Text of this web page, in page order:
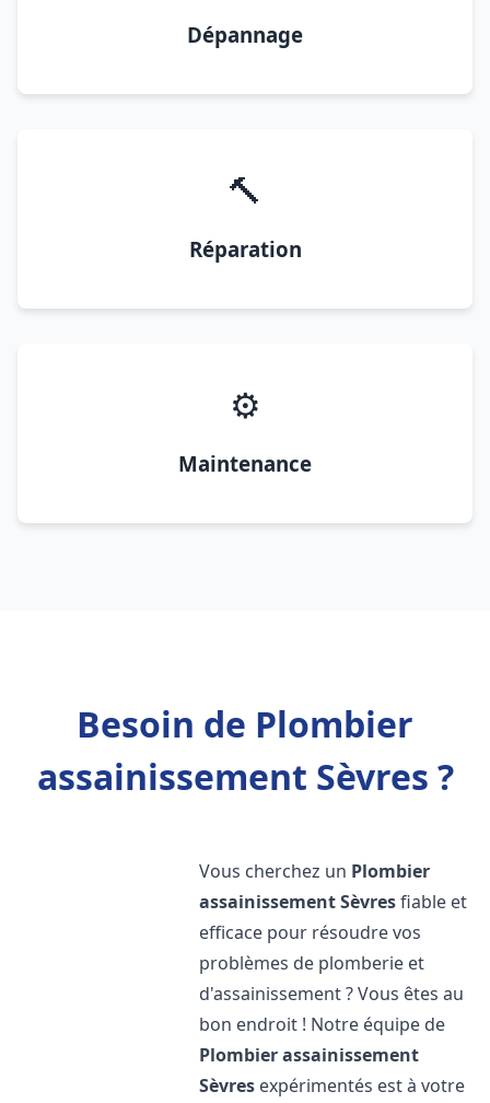
Dépannage
🔨
Réparation
⚙️
Maintenance
Besoin de Plombier
assainissement Sèvres ?
Vous cherchez un Plombier
assainissementSèvresfiable et
efficace pour résoudre vos
problèmes de plomberie et
d'assainissement ? Vous êtes au
bon endroit ! Notre équipe de
Plombier assainissement
Sèvres expérimentés est à votre